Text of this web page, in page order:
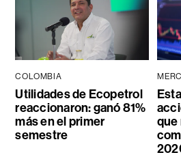
COLOMBIA
Utilidades de Ecopetrol
reaccionaron: ganó 81%
más en el primer
semestre
que